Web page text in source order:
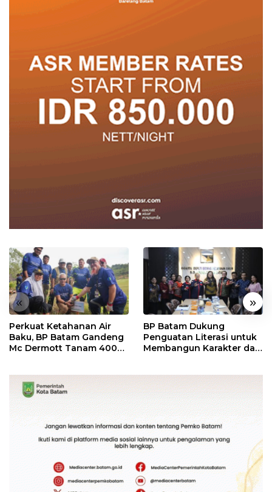
« »
Perkuat Ketahanan Air
Baku, BP Batam Gandeng
Mc Dermott Tanam 400
BP Batam Dukung
Penguatan Literasi untuk
Membangun Karakter dan